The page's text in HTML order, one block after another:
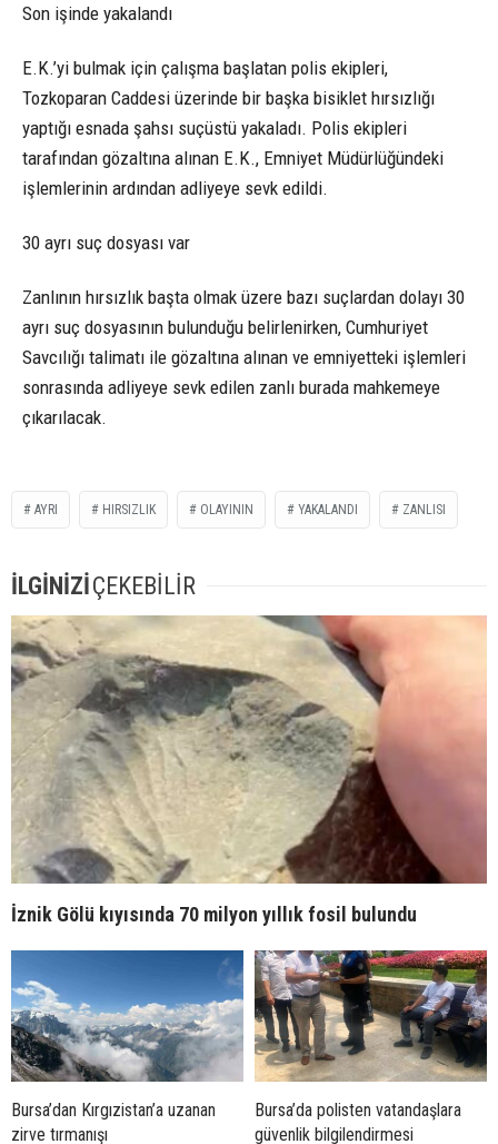
Son işinde yakalandı
E.K.’yi bulmak için çalışma başlatan polis ekipleri,
Tozkoparan Caddesi üzerinde bir başka bisiklet hırsızlığı
yaptığı esnada şahsı suçüstü yakaladı. Polis ekipleri
tarafından gözaltına alınan E.K., Emniyet Müdürlüğündeki
işlemlerinin ardından adliyeye sevk edildi.
30 ayrı suç dosyası var
Zanlının hırsızlık başta olmak üzere bazı suçlardan dolayı 30
ayrı suç dosyasının bulunduğu belirlenirken, Cumhuriyet
Savcılığı talimatı ile gözaltına alınan ve emniyetteki işlemleri
sonrasında adliyeye sevk edilen zanlı burada mahkemeye
çıkarılacak.
AYRI HIRSIZLIK OLAYININ YAKALANDI ZANLISI
İLGİNİZİÇEKEBİLİR
İznik Gölü kıyısında 70 milyon yıllık fosil bulundu
Bursa’dan Kırgızistan’a uzanan
zirve tırmanışı
Bursa’da polisten vatandaşlara
güvenlik bilgilendirmesi